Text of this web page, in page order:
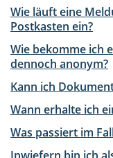
Wie läuft eine
Postkasten ein?
Wie bekomme ich
dennoch anonym?
Kann ich
Wann erhalte ich
Was passiert im